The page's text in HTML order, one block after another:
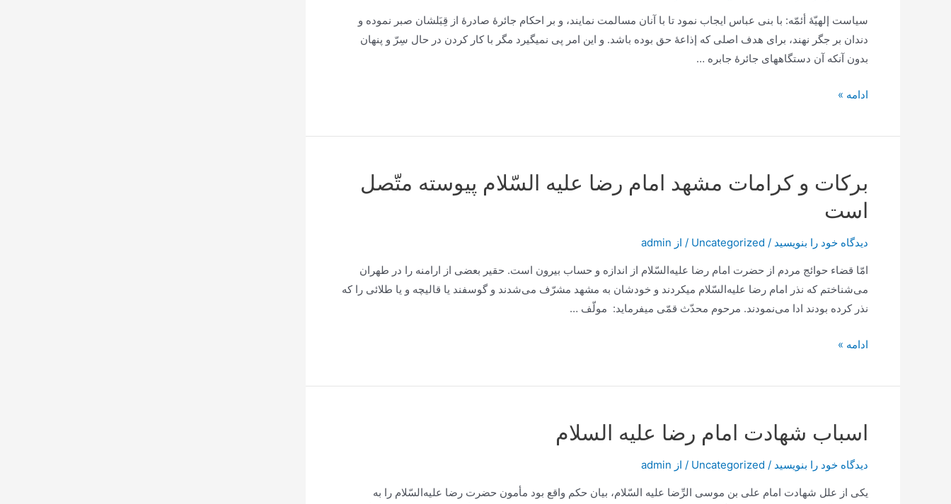
در
آستان
مرگ
سياست‌ إلهيّۀ أئمّه‌: با بنی عباس‌ ايجاب‌ نمود تا با آنان‌ مسالمت‌ نمايند، و بر احکام‌ جائرۀ صادرۀ از قِبَلشان‌ صبر نموده‌ و
دندان‌ بر جگر نهند، برای هدف‌ اصلی که‌ إذاعۀ حق‌ بوده‌ باشد. و اين‌ امر پی نمیگيرد مگر با کار کردن‌ در حال‌ سِرّ و پنهان‌
بدون‌ آنکه‌ آن‌ دستگاههای جائرۀ جابره‌ …
سير
در
عصر
رضا
عليه‌السّلام
ادامه »
بركات‌ و كرامات‌ مشهد امام‌ رضا عليه‌ السّلام‌ پيوسته‌ متّصل‌
است‌
دیدگاه‌ خود را بنویسید /
Uncategorized / از admin
امّا قضاء حوائج‌ مردم‌ از حضرت‌ امام‌ رضا علیه‌السّلام‌ از اندازه‌ و حساب‌ بیرون‌ است‌. حقیر بعضی‌ از ارامنه‌ را در طهران‌
می‌شناختم‌ که‌ نذر امام‌ رضا علیه‌السّلام‌ میکردند و خودشان‌ به‌ مشهد مشرّف‌ می‌شدند و گوسفند یا قالیچه‌ و یا طلائی‌ را که‌
نذر کرده‌ بودند ادا می‌نمودند. مرحوم‌ محدّث‌ قمّی‌ میفرماید: ‎ مولّف‌ …
بركات‌
رضا
عليه‌
پيوسته‌
ادامه »
اسباب شهادت امام رضا علیه السلام
دیدگاه‌ خود را بنویسید /
Uncategorized / از admin
یكی‌ از علل‌ شهادت‌ امام‌ علی‌ بن‌ موسی‌ الرِّضا علیه ‌السّلام، بیان‌ حكم‌ واقع‌ بود مأمون‌ حضرت‌ رضا علیه‌السّلام را به‌